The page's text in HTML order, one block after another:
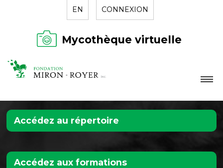
EN CONNEXION
Mycothèque virtuelle
LA FONDATION
NOUVELLES
CONTACT
Accédez au répertoire
Accédez aux formations